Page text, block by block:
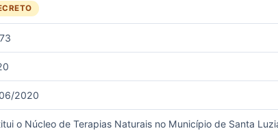
2020
o Núcleo de Terapias Naturais no Município de Santa